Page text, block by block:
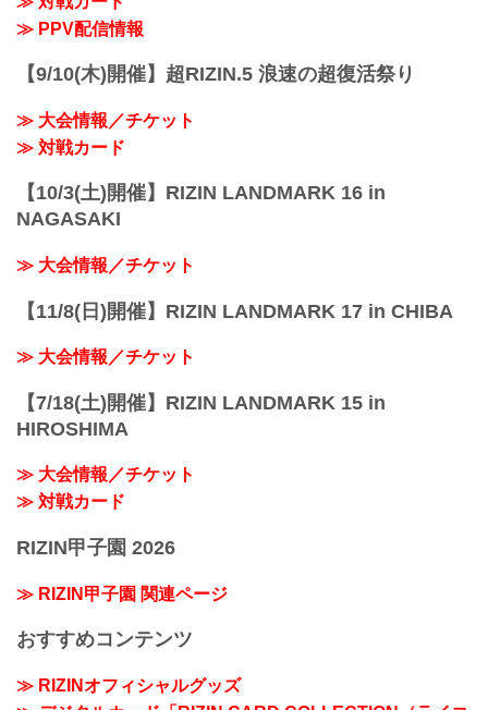
≫ PPV配信情報
【9/10(木)開催】超RIZIN.5 浪速の超復活祭り
≫ 大会情報／チケット
≫ 対戦カード
【10/3(土)開催】RIZIN LANDMARK 16 in
NAGASAKI
≫ 大会情報／チケット
【11/8(日)開催】RIZIN LANDMARK 17 in CHIBA
≫ 大会情報／チケット
【7/18(土)開催】RIZIN LANDMARK 15 in
HIROSHIMA
≫ 大会情報／チケット
≫ 対戦カード
RIZIN甲子園 2026
≫ RIZIN甲子園 関連ページ
おすすめコンテンツ
≫ RIZINオフィシャルグッズ